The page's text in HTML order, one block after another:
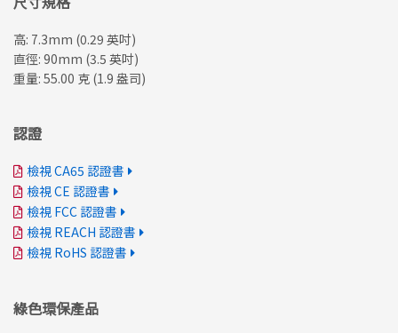
高: 7.3mm (0.29 英吋)
直徑: 90mm (3.5 英吋)
重量: 55.00 克 (1.9 盎司)
認證
檢視 CA65 認證書
檢視 CE 認證書
檢視 FCC 認證書
檢視 REACH 認證書
檢視 RoHS 認證書
綠色環保產品